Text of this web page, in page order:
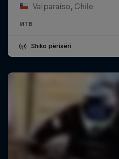
Valparaíso, Chile
MTB
Shiko përisëri